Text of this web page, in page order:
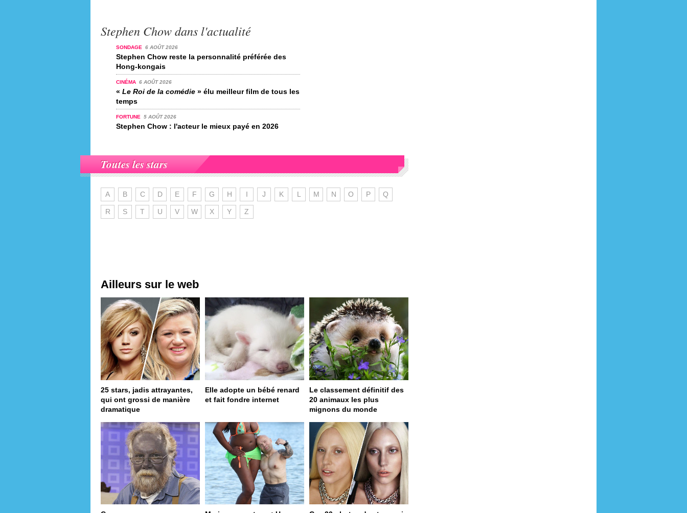
Stephen Chow dans l'actualité
SONDAGE 6 AOÛT 2026
Stephen Chow reste la personnalité préférée des
Hong-kongais
CINÉMA 6 AOÛT 2026
« Le Roi de la comédie » élu meilleur film de tous les
temps
FORTUNE 5 AOÛT 2026
Stephen Chow : l'acteur le mieux payé en 2026
Toutes les stars
A B C D E F G H I J K L M N O P Q
R S T U V W X Y Z
Ailleurs sur le web
25 stars, jadis attrayantes,
qui ont grossi de manière
dramatique
Elle adopte un bébé renard
et fait fondre internet
Le classement définitif des
20 animaux les plus
mignons du monde